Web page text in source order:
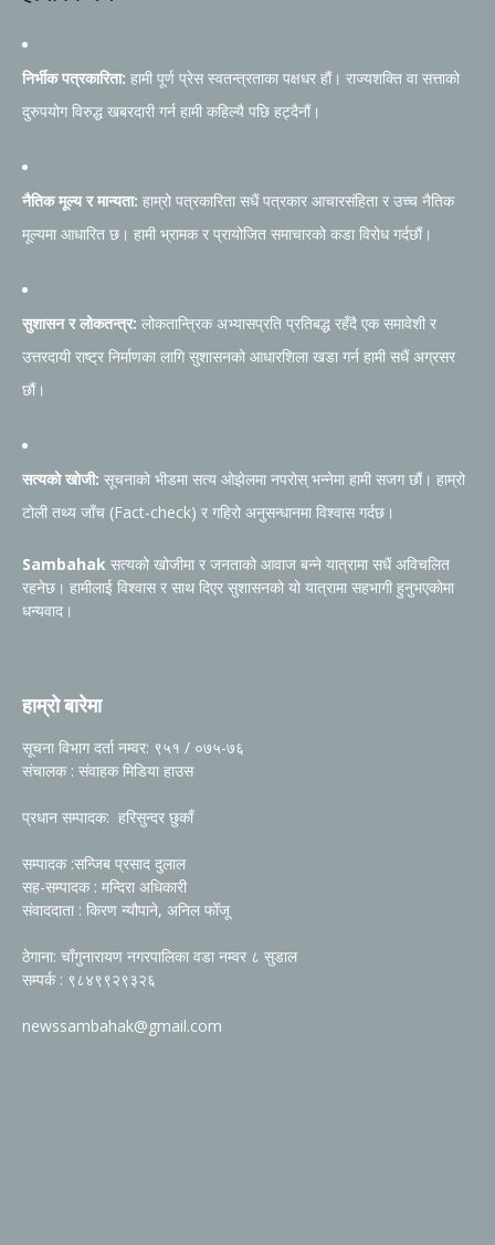
निर्भीक पत्रकारिता: हामी पूर्ण प्रेस स्वतन्त्रताका पक्षधर हौं। राज्यशक्ति वा सत्ताको
दुरुपयोग विरुद्ध खबरदारी गर्न हामी कहिल्यै पछि हट्दैनौं।
नैतिक मूल्य र मान्यता: हाम्रो पत्रकारिता सधैं पत्रकार आचारसंहिता र उच्च नैतिक
मूल्यमा आधारित छ। हामी भ्रामक र प्रायोजित समाचारको कडा विरोध गर्दछौं।
सुशासन र लोकतन्त्र: लोकतान्त्रिक अभ्यासप्रति प्रतिबद्ध रहँदै एक समावेशी र
उत्तरदायी राष्ट्र निर्माणका लागि सुशासनको आधारशिला खडा गर्न हामी सधैं अग्रसर
छौं।
सत्यको खोजी: सूचनाको भीडमा सत्य ओझेलमा नपरोस् भन्नेमा हामी सजग छौं। हाम्रो
टोली तथ्य जाँच (Fact-check) र गहिरो अनुसन्धानमा विश्वास गर्दछ।
Sambahak सत्यको खोजीमा र जनताको आवाज बन्ने यात्रामा सधैं अविचलित
रहनेछ। हामीलाई विश्वास र साथ दिएर सुशासनको यो यात्रामा सहभागी हुनुभएकोमा
धन्यवाद।
हाम्रो बारेमा
सूचना विभाग दर्ता नम्वर: ९५१ / ०७५-७६
संचालक : संवाहक मिडिया हाउस
प्रधान सम्पादक: हरिसुन्दर छुकाँ
सम्पादक :सन्जिब प्रसाद दुलाल
सह-सम्पादक : मन्दिरा अधिकारी
संवाददाता : किरण न्यौपाने, अनिल फोँजू
ठेगाना: चाँगुनारायण नगरपालिका वडा नम्वर ८ सुडाल
सम्पर्क : ९८४९९२९३२६
newssambahak@gmail.com